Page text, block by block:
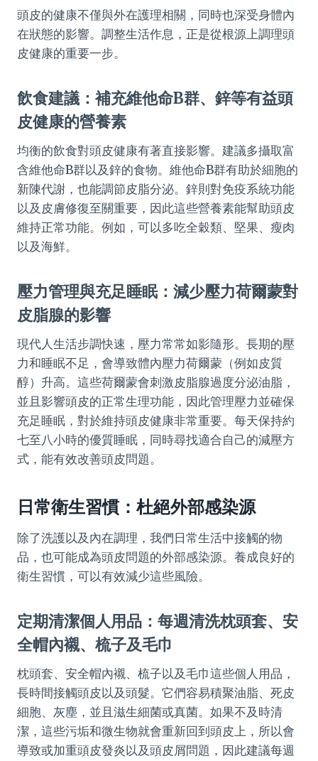
頭皮的健康不僅與外在護理相關，同時也深受身體內
在狀態的影響。調整生活作息，正是從根源上調理頭
皮健康的重要一步。
飲食建議：補充維他命B群、鋅等有益頭
皮健康的營養素
均衡的飲食對頭皮健康有著直接影響。建議多攝取富
含維他命B群以及鋅的食物。維他命B群有助於細胞的
新陳代謝，也能調節皮脂分泌。鋅則對免疫系統功能
以及皮膚修復至關重要，因此這些營養素能幫助頭皮
維持正常功能。例如，可以多吃全穀類、堅果、瘦肉
以及海鮮。
壓力管理與充足睡眠：減少壓力荷爾蒙對
皮脂腺的影響
現代人生活步調快速，壓力常常如影隨形。長期的壓
力和睡眠不足，會導致體內壓力荷爾蒙（例如皮質
醇）升高。這些荷爾蒙會刺激皮脂腺過度分泌油脂，
並且影響頭皮的正常生理功能，因此管理壓力並確保
充足睡眠，對於維持頭皮健康非常重要。每天保持約
七至八小時的優質睡眠，同時尋找適合自己的減壓方
式，能有效改善頭皮問題。
日常衛生習慣：杜絕外部感染源
除了洗護以及內在調理，我們日常生活中接觸的物
品，也可能成為頭皮問題的外部感染源。養成良好的
衛生習慣，可以有效減少這些風險。
定期清潔個人用品：每週清洗枕頭套、安
全帽內襯、梳子及毛巾
枕頭套、安全帽內襯、梳子以及毛巾這些個人用品，
長時間接觸頭皮以及頭髮。它們容易積聚油脂、死皮
細胞、灰塵，並且滋生細菌或真菌。如果不及時清
潔，這些污垢和微生物就會重新回到頭皮上，所以會
導致或加重頭皮發炎以及頭皮屑問題，因此建議每週